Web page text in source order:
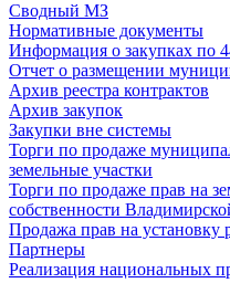
Сводный МЗ
Нормативные документы
Информация о закупках по
Отчет о размещении
Архив реестра контрактов
Архив закупок
Закупки вне системы
Торги по продаже
земельные участки
Торги по продаже прав на
собственности
Продажа прав на установку
Партнеры
Реализация национальных